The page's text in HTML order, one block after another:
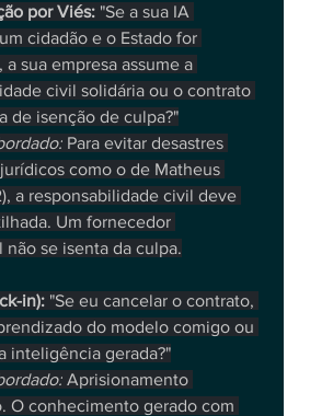
por Viés: "Se a sua IA
cidadão e o Estado for
a sua empresa assume a
civil solidária ou o contrato
de isenção de culpa?"
Para evitar desastres
como o de Matheus
), a responsabilidade civil deve
Um fornecedor
não se isenta da culpa.
in): "Se eu cancelar o contrato,
do modelo comigo ou
inteligência gerada?"
Aprisionamento
O conhecimento gerado com